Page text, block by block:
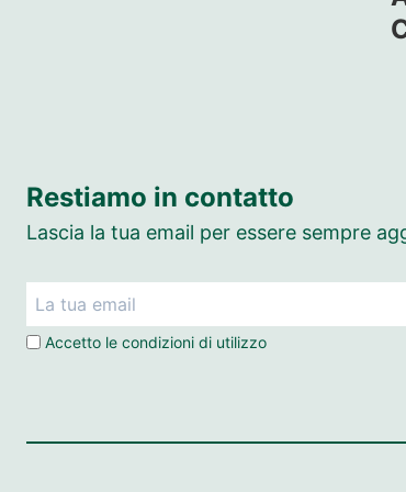
Restiamo in contatto
Lascia la tua email per essere sempre
Accetto le condizioni di utilizzo